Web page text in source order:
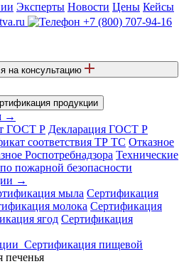
Эксперты Новости Цены Кейсы
+7 (800) 707-94-16
на консультацию
продукции
→
ГОСТ Р Декларация ГОСТ Р
соответствия ТР ТС Отказное
Роспотребнадзора Технические
пожарной безопасности
→
мыла Сертификация
молока Сертификация
ягод Сертификация
Сертификация пищевой
печенья